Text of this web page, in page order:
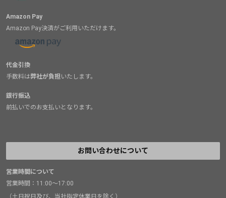
Amazon Pay
Amazon Pay決済がご利用いただけます。
代金引換
手数料は弊社が負担いたします。
銀行振込
前払いでのお支払いとなります。
お問い合わせについて
営業時間について
営業時間：11:00～17:00
（土日祝日及び、当社指定休業日を除く）